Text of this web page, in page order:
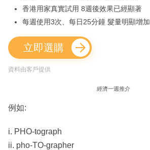
香港用家真實試用 8週後效果已經顯著
每週使用3次、每日25分鐘 髮量明顯增加
立即選購
資料由客戶提供
經濟一週推介
例如:
i. PHO-tograph
ii. pho-TO-grapher